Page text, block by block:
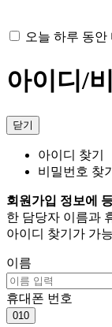
오늘 하루 동안
아이디/
닫기
아이디 찾기
비밀번호 찾기
회원가입 정보에
한 담당자 이름과
아이디 찾기가 가
이름
휴대폰 번호
010